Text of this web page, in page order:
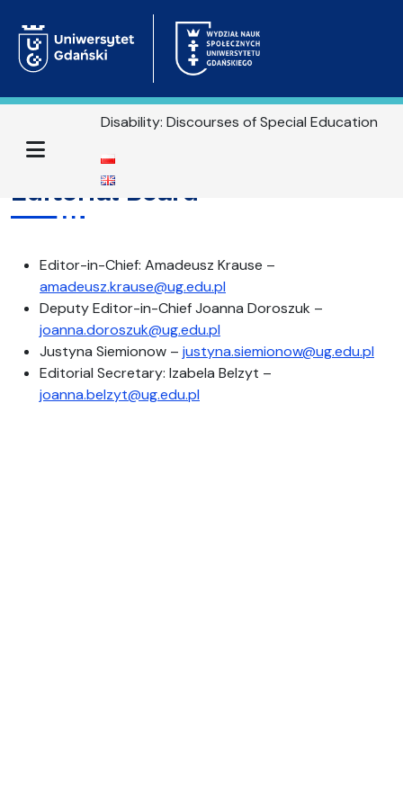
Menu
Disability: Discourses of Special Education
Editorial Board
Editor-in-Chief: Amadeusz Krause –
amadeusz.krause@ug.edu.pl
Deputy Editor-in-Chief Joanna Doroszuk –
joanna.doroszuk@ug.edu.pl
Justyna Siemionow – justyna.siemionow@ug.edu.pl
Editorial Secretary: Izabela Belzyt –
joanna.belzyt@ug.edu.pl